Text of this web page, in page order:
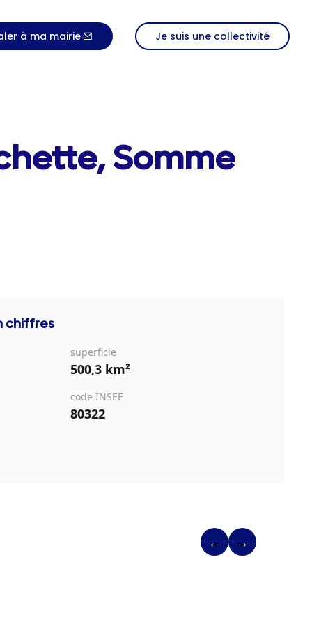
à ma mairie Je suis une collectivité
Somme
chiffres
superficie
500,3 km²
code INSEE
80322
← →